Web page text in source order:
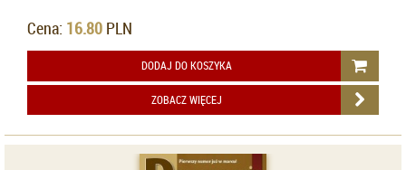
Cena: 16.80 PLN
DODAJ DO KOSZYKA
ZOBACZ WIĘCEJ